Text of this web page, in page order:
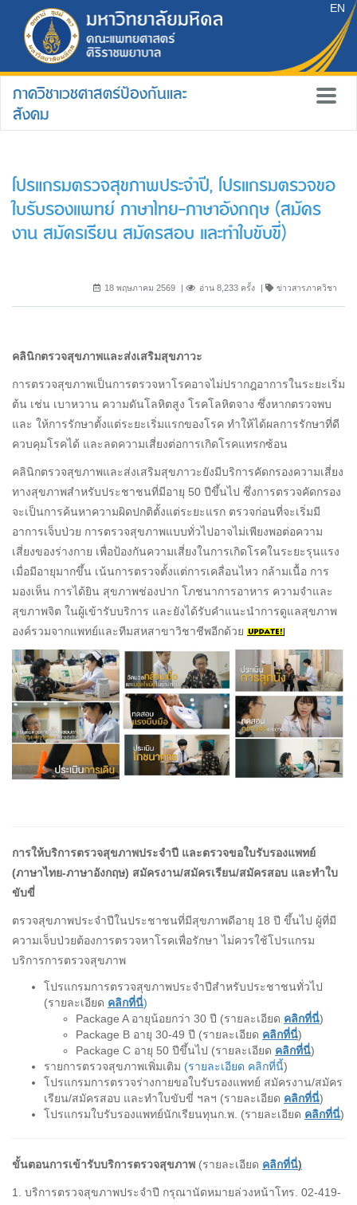
EN
ภาควิชาเวชศาสตร์ป้องกันและ
สังคม
โปรแกรมตรวจสุขภาพประจำปี, โปรแกรมตรวจขอ
ใบรับรองแพทย์ ภาษาไทย-ภาษาอังกฤษ (สมัคร
งาน สมัครเรียน สมัครสอบ และทำใบขับขี่)
18 พฤษภาคม 2569 อ่าน 8,233 ครั้ง ข่าวสารภาควิชา
คลินิกตรวจสุขภาพและส่งเสริมสุขภาวะ
การตรวจสุขภาพเป็นการตรวจหาโรคอาจไม่ปรากฎอาการในระยะเริ่ม
ต้น เช่น เบาหวาน ความดันโลหิตสูง โรคโลหิตจาง ซึ่งหากตรวจพบ
และ ให้การรักษาตั้งแต่ระยะเริ่มแรกของโรค ทำให้ได้ผลการรักษาที่ดี
ควบคุมโรคได้ และลดความเสี่ยงต่อการเกิดโรคแทรกซ้อน
คลินิกตรวจสุขภาพและส่งเสริมสุขภาวะยังมีบริการคัดกรองความเสี่ยง
ทางสุขภาพสำหรับประชาชนที่มีอายุ 50 ปีขึ้นไป ซึ่งการตรวจคัดกรอง
จะเป็นการค้นหาความผิดปกติตั้งแต่ระยะแรก ตรวจก่อนที่จะเริ่มมี
อาการเจ็บป่วย การตรวจสุขภาพแบบทั่วไปอาจไม่เพียงพอต่อความ
เสี่ยงของร่างกาย เพื่อป้องกันความเสี่ยงในการเกิดโรคในระยะรุนแรง
เมื่อมีอายุมากขึ้น เน้นการตรวจตั้งแต่การเคลื่อนไหว กล้ามเนื้อ การ
มองเห็น การได้ยิน สุขภาพช่องปาก โภชนาการอาหาร ความจำและ
สุขภาพจิต ในผู้เข้ารับบริการ และยังได้รับคำแนะนำการดูแลสุขภาพ
องค์รวมจากแพทย์และทีมสหสาขาวิชาชีพอีกด้วย
การให้บริการตรวจสุขภาพประจำปี และตรวจขอใบรับรองแพทย์
(ภาษาไทย-ภาษาอังกฤษ) สมัครงาน/สมัครเรียน/สมัครสอบ และทำใบ
ขับขี่
ตรวจสุขภาพประจำปีในประชาชนที่มีสุขภาพดีอายุ 18 ปี ขึ้นไป ผู้ที่มี
ความเจ็บป่วยต้องการตรวจหาโรคเพื่อรักษา ไม่ควรใช้โปรแกรม
บริการการตรวจสุขภาพ
โปรแกรมการตรวจสุขภาพประจำปีสำหรับประชาชนทั่วไป
(รายละเอียด คลิกที่นี่)
Package A อายุน้อยกว่า 30 ปี (รายละเอียด คลิกที่นี่)
Package B อายุ 30-49 ปี (รายละเอียด คลิกที่นี่)
Package C อายุ 50 ปีขึ้นไป (รายละเอียด คลิกที่นี่)
รายการตรวจสุขภาพเพิ่มเติม (รายละเอียด คลิกที่นี้)
โปรแกรมการตรวจร่างกายขอใบรับรองแพทย์ สมัครงาน/สมัคร
เรียน/สมัครสอบ และทำใบขับขี่ ฯลฯ (รายละเอียด คลิกที่นี่)
โปรแกรมใบรับรองแพทย์นักเรียนทุนก.พ. (รายละเอียด คลิกที่นี่)
ขั้นตอนการเข้ารับบริการตรวจสุขภาพ (รายละเอียด คลิกที่นี่)
1. บริการตรวจสุขภาพประจำปี กรุณานัดหมายล่วงหน้าโทร. 02-419-